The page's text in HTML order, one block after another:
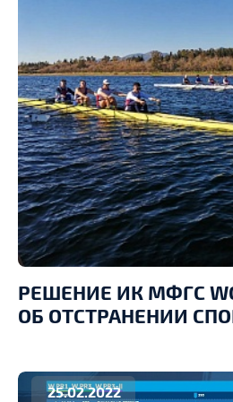
РЕШЕНИЕ ИК МФГС
ОБ ОТСТРАНЕНИИ
25.02.2022